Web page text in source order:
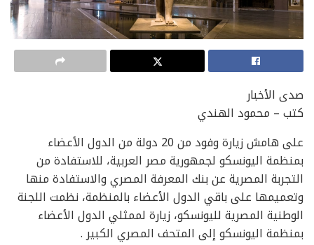
صدى الأخبار
كتب – محمود الهندي
على هامش زيارة وفود من 20 دولة من الدول الأعضاء
بمنظمة اليونسكو لجمهورية مصر العربية، للاستفادة من
التجربة المصرية عن بنك المعرفة المصري والاستفادة منها
وتعميمها على باقي الدول الأعضاء بالمنظمة، نظمت اللجنة
الوطنية المصرية لليونسكو، زيارة لممثلي الدول الأعضاء
بمنظمة اليونسكو إلى المتحف المصري الكبير .